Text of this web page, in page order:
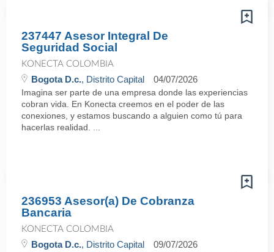
237447 Asesor Integral De
Seguridad Social
KONECTA COLOMBIA
Bogota D.c., Distrito Capital 04/07/2026
Imagina ser parte de una empresa donde las experiencias
cobran vida. En Konecta creemos en el poder de las
conexiones, y estamos buscando a alguien como tú para
hacerlas realidad. ...
236953 Asesor(a) De Cobranza
Bancaria
KONECTA COLOMBIA
Bogota D.c., Distrito Capital 09/07/2026